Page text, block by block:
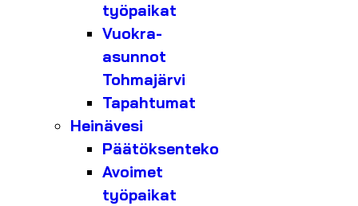
työpaikat
Vuokra-
asunnot
Tohmajärvi
Tapahtumat
Heinävesi
Päätöksenteko
Avoimet
työpaikat